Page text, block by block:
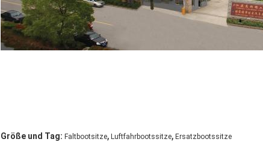
Größe und Tag: Faltbootsitze, Luftfahrbootssitze, Ersatzbootssitze